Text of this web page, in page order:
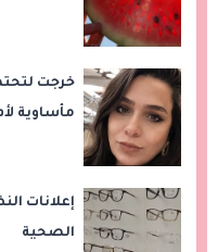
خرجت
مأساوية
إعلانات
الصحية